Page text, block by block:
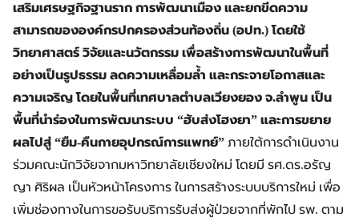
เสริมเศรษฐกิจฐานราก การพัฒนาเมือง และยกขีดความ
สามารถขององค์กรปกครองส่วนท้องถิ่น (อปท.) โดยใช้
วิทยาศาสตร์ วิจัยและนวัตกรรม เพื่อสร้างการพัฒนาในพื้นที่
อย่างเป็นรูปธรรม ลดความเหลื่อมล้ำ และกระจายโอกาสและ
ความเจริญ โดยในพื้นที่เทศบาลตำบลเวียงยอง จ.ลำพูน เป็น
พื้นที่นำร่องในการพัฒนาระบบ “ฮับส่งโฮงยา” และการขยาย
ผลไปสู่ “ยืม-คืนกายอุปกรณ์การแพทย์” ภายใต้การดำเนินงาน
ร่วมคณะนักวิจัยจากมหาวิทยาลัยเชียงใหม่ โดยมี รศ.ดร.อรัญ
ญา ศิริผล เป็นหัวหน้าโครงการ ในการสร้างระบบบริการใหม่ เพื่อ
เพิ่มช่องทางในการขอรับบริการรับส่งผู้ป่วยจากที่พักไป รพ. ตาม